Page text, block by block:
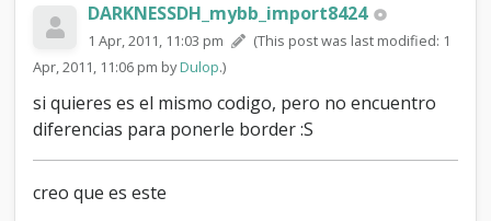
prueba</a>
<!-- end: nav_bit --><!-- start:
nav_sep_active -->
<!-- end: nav_sep_active --><!-- start:
nav_bit_active -->
<!-- end: nav_bit_active -->
DARKNESSDH_mybb_import8424
1 Apr, 2011, 11:03 pm
(This post was last modified: 1
Apr, 2011, 11:06 pm byDulop.)
si quieres es el mismo codigo, pero no encuentro
diferencias para ponerle border :S
creo que es este